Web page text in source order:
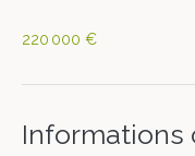
220 000 €
Informations